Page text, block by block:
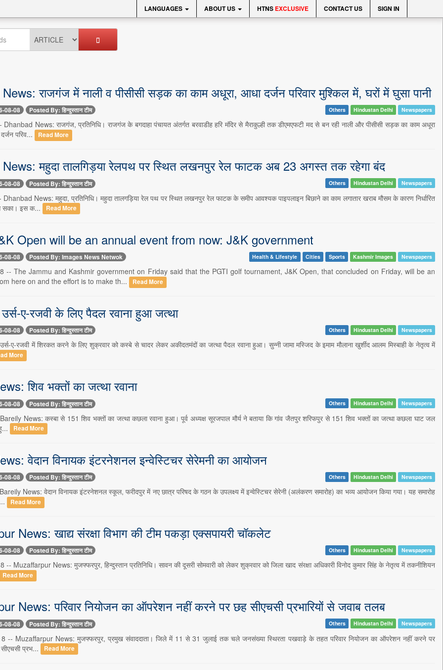
LANGUAGES ABOUT US HTNS EXCLUSIVE CONTACT US SIGN IN
राजगंज में नाली व पीसीसी सड़क का काम अधूरा, आधा दर्जन परिवार मुश्किल में, घरों में घुसा पानी
08-08 Posted By: हिन्दुस्तान टीम Others Hindustan Delhi Newspapers
News: राजगंज, प्रतिनिधि। राजगंज के बगदाहा पंचायत अंतर्गत बरवाडीह हरि मंदिर से मैराकुल्ही तक डीएमएफटी मद से बन रही नाली और पीसीसी सड़क का काम अधूरा
परिव...
Read More
महुदा तालगिड़या रेलपथ पर स्थित लखनपुर रेल फाटक अब 23 अगस्त तक रहेगा बंद
08-08 Posted By: हिन्दुस्तान टीम Others Hindustan Delhi Newspapers
News: महुदा, प्रतिनिधि। महुदा तालगड़िया रेल पथ पर स्थित लखनपुर रेल फाटक के समीप आवश्यक पाइपलाइन बिछाने का काम लगातार खराब मौसम के कारण निर्धारित
सका। इस क...
Read More
Open will be an annual event from now: J&K government
08-08 Posted By: Images News Netwok Health & Lifestyle Cities Sports Kashmir Images Newspapers
-- The Jammu and Kashmir government on Friday said that the PGTI golf tournament, J&K Open, that concluded on Friday, will be an
here on and the effort is to make th...
Read More
ए-रजवी के लिए पैदल रवाना हुआ जत्था
08-08 Posted By: हिन्दुस्तान टीम Others Hindustan Delhi Newspapers
ए-रजवी में शिरकत करने के लिए शुक्रवार को कस्बे से चादर लेकर अकीदतमंदों का जत्था पैदल रवाना हुआ। सुन्नी जामा मस्जिद के इमाम मौलाना खुर्शीद आलम मिस्बाही के नेतृत्व में
More
शिव भक्तों का जत्था रवाना
08-08 Posted By: हिन्दुस्तान टीम Others Hindustan Delhi Newspapers
News: कस्बा से 151 शिव भक्तों का जत्था कछला रवाना हुआ। पूर्व अध्यक्ष सूरजपाल मौर्य ने बताया कि गांव जैतपुर शरिफपुर से 151 शिव भक्तों का जत्था कछला घाट जल
Read More
वेदान विनायक इंटरनेशनल इन्वेस्टिचर सेरेमनी का आयोजन
08-08 Posted By: हिन्दुस्तान टीम Others Hindustan Delhi Newspapers
News: वेदान विनायक इंटरनेशनल स्कूल, फरीदपुर में नए छात्र परिषद के गठन के उपलक्ष्य में इन्वेस्टिचर सेरेनी (अलंकरण समारोह) का भव्य आयोजन किया गया। यह समारोह
Read More
News: खाद्य संरक्षा विभाग की टीम पकड़ा एक्सपायरी चॉकलेट
08-08 Posted By: हिन्दुस्तान टीम Others Hindustan Delhi Newspapers
Muzaffarpur News: मुजफ्फरपुर, हिन्दुस्तान प्रतिनिधि। सावन की दूसरी सोमवारी को लेकर शुक्रवार को जिला खाद संरक्षा अधिकारी विनोद कुमार सिंह के नेतृत्व में तकनीशियन
Read More
News: परिवार नियोजन का ऑपरेशन नहीं करने पर छह सीएचसी प्रभारियों से जवाब तलब
08-08 Posted By: हिन्दुस्तान टीम Others Hindustan Delhi Newspapers
-- Muzaffarpur News: मुजफ्फरपुर, प्रमुख संवाददाता। जिले में 11 से 31 जुलाई तक चले जनसंख्या स्थिरता पखवाड़े के तहत परिवार नियोजन का ऑपरेशन नहीं करने पर
प्रभ...
Read More